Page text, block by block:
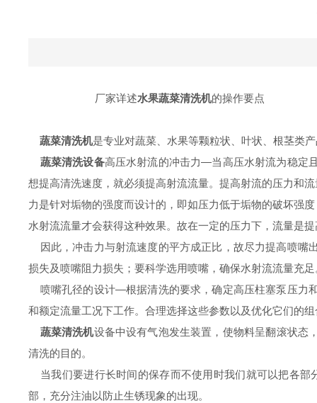
厂家详述水果蔬菜清洗机的操作要点
蔬菜清洗机是专业对蔬菜、水果等颗粒状、叶状、根茎类
蔬菜清洗设备高压水射流的冲击力—当高压水射流为稳定
想提高清洗速度，就必须提高射流流量。提高射流的压力和
力是针对垢物的强度而设计的，即如压力低于垢物的破坏强
水射流流量才会获得这种效果。故在一定的压力下，流量是
因此，冲击力与射流速度的平方成正比，故尽力提高喷嘴
损失及喷嘴阻力损失；要科学选用喷嘴，确保水射流流量充
喷嘴孔径的设计—根据清洗的要求，确定高压柱塞泵压力
和额定流量工况下工作。合理选择这些参数以及优化它们的
蔬菜清洗机设备中设有气泡发生装置，使物料呈翻滚状态
清洗的目的。
当我们要进行长时间的保存而不使用时我们就可以把各部
部，充分注油以防止生锈现象的出现。